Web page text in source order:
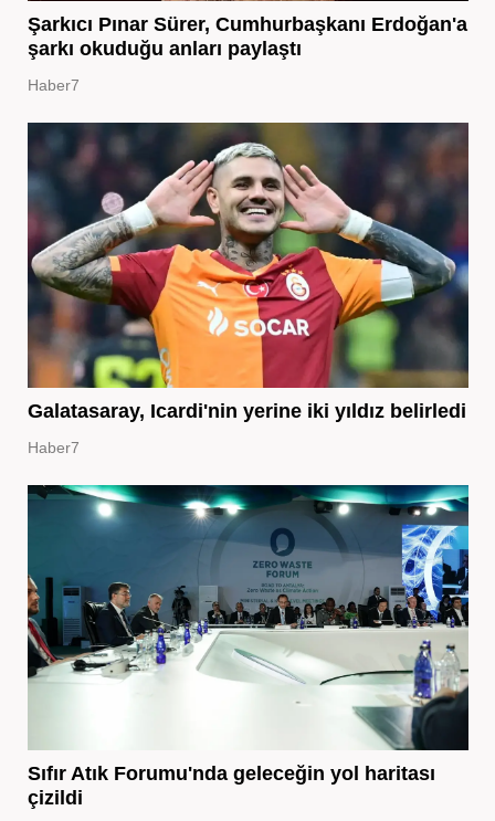
Şarkıcı Pınar Sürer, Cumhurbaşkanı Erdoğan'a
şarkı okuduğu anları paylaştı
Haber7
Galatasaray, Icardi'nin yerine iki yıldız belirledi
Haber7
Sıfır Atık Forumu'nda geleceğin yol haritası
çizildi